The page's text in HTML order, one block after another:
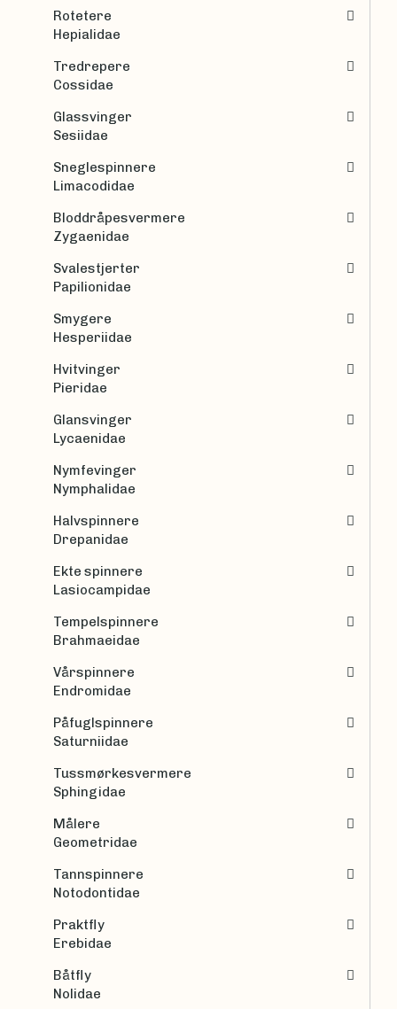
Rotetere
Hepialidae
Tredrepere
Cossidae
Glassvinger
Sesiidae
Sneglespinnere
Limacodidae
Bloddråpesvermere
Zygaenidae
Svalestjerter
Papilionidae
Smygere
Hesperiidae
Hvitvinger
Pieridae
Glansvinger
Lycaenidae
Nymfevinger
Nymphalidae
Halvspinnere
Drepanidae
Ekte spinnere
Lasiocampidae
Tempelspinnere
Brahmaeidae
Vårspinnere
Endromidae
Påfuglspinnere
Saturniidae
Tussmørkesvermere
Sphingidae
Målere
Geometridae
Tannspinnere
Notodontidae
Praktfly
Erebidae
Båtfly
Nolidae